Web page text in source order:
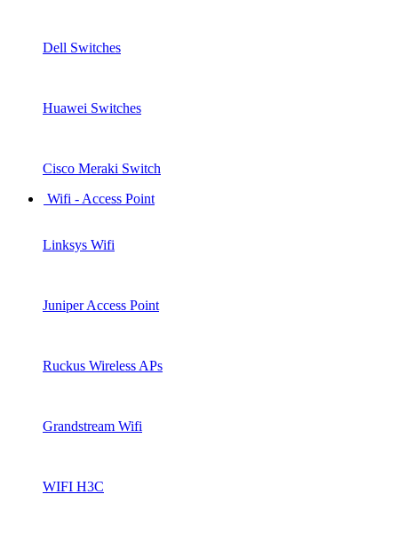
Dell Switches
Huawei Switches
Cisco Meraki Switch
Wifi - Access Point
Linksys Wifi
Juniper Access Point
Ruckus Wireless APs
Grandstream Wifi
WIFI H3C